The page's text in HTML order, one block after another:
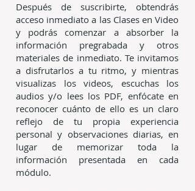
Después de suscribirte, obtendrás
acceso inmediato a las Clases en Video
y podrás comenzar a absorber la
información pregrabada y otros
materiales de inmediato. Te invitamos
a disfrutarlos a tu ritmo, y mientras
visualizas los videos, escuchas los
audios y/o lees los PDF, enfócate en
reconocer cuánto de ello es un claro
reflejo de tu propia experiencia
personal y observaciones diarias, en
lugar de memorizar toda la
información presentada en cada
módulo.